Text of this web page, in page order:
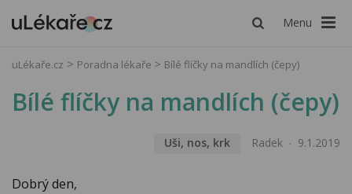
Menu
uLékaře.cz Poradna lékaře Bílé flíčky na mandlích (čepy)
Bílé flíčky na mandlích (čepy)
Uši, nos, krk Radek 9.1.2019
Dobrý den,